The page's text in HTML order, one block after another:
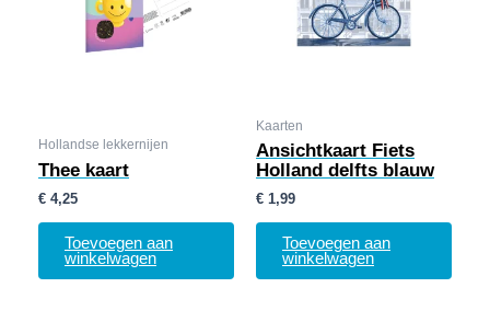
Hollandse lekkernijen
Thee kaart
€ 4,25
Toevoegen aan
winkelwagen
Kaarten
Ansichtkaart Fiets
Holland delfts blauw
€ 1,99
Toevoegen aan
winkelwagen